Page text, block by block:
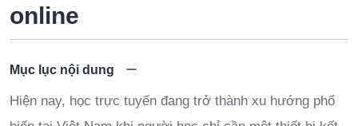
online
Mục lục nội dung
Hiện nay, học trực tuyến đang trở thành xu hướng phổ